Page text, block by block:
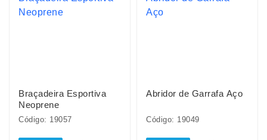
Braçadeira Esportiva
Neoprene
Código: 19057
Abridor de Garrafa Aço
Código: 19049